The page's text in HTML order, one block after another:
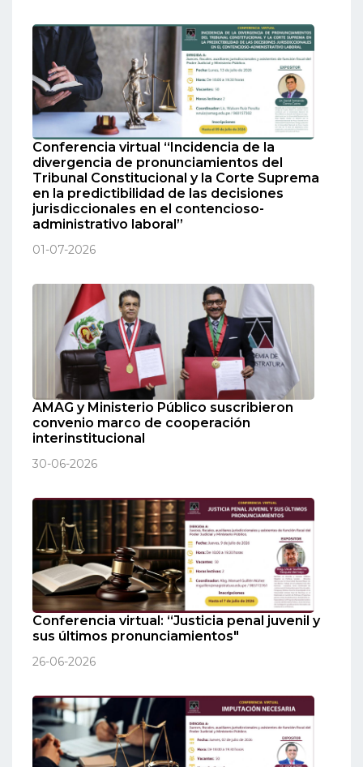
Conferencia virtual “Incidencia de la
divergencia de pronunciamientos del
Tribunal Constitucional y la Corte Suprema
en la predictibilidad de las decisiones
jurisdiccionales en el contencioso-
administrativo laboral”
01-07-2026
AMAG y Ministerio Público suscribieron
convenio marco de cooperación
interinstitucional
30-06-2026
Conferencia virtual: “Justicia penal juvenil y
sus últimos pronunciamientos"
26-06-2026